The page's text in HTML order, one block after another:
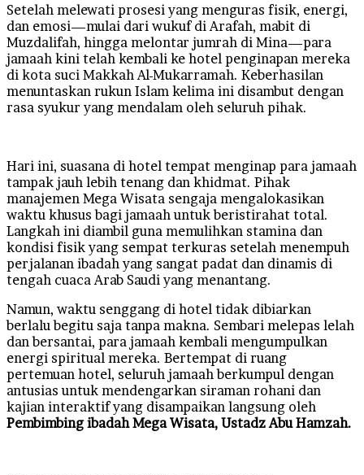
Setelah melewati prosesi yang menguras fisik, energi,
dan emosi—mulai dari wukuf di Arafah, mabit di
Muzdalifah, hingga melontar jumrah di Mina—para
jamaah kini telah kembali ke hotel penginapan mereka
di kota suci Makkah Al-Mukarramah. Keberhasilan
menuntaskan rukun Islam kelima ini disambut dengan
rasa syukur yang mendalam oleh seluruh pihak.
Hari ini, suasana di hotel tempat menginap para jamaah
tampak jauh lebih tenang dan khidmat. Pihak
manajemen Mega Wisata sengaja mengalokasikan
waktu khusus bagi jamaah untuk beristirahat total.
Langkah ini diambil guna memulihkan stamina dan
kondisi fisik yang sempat terkuras setelah menempuh
perjalanan ibadah yang sangat padat dan dinamis di
tengah cuaca Arab Saudi yang menantang.
Namun, waktu senggang di hotel tidak dibiarkan
berlalu begitu saja tanpa makna. Sembari melepas lelah
dan bersantai, para jamaah kembali mengumpulkan
energi spiritual mereka. Bertempat di ruang
pertemuan hotel, seluruh jamaah berkumpul dengan
antusias untuk mendengarkan siraman rohani dan
kajian interaktif yang disampaikan langsung oleh
Pembimbing ibadah Mega Wisata, Ustadz Abu Hamzah.